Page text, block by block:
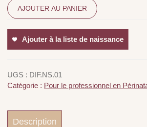
AJOUTER AU PANIER
Ajouter à la liste de naissance
UGS : DIF.NS.01
Catégorie : Pour le professionnel en
Description